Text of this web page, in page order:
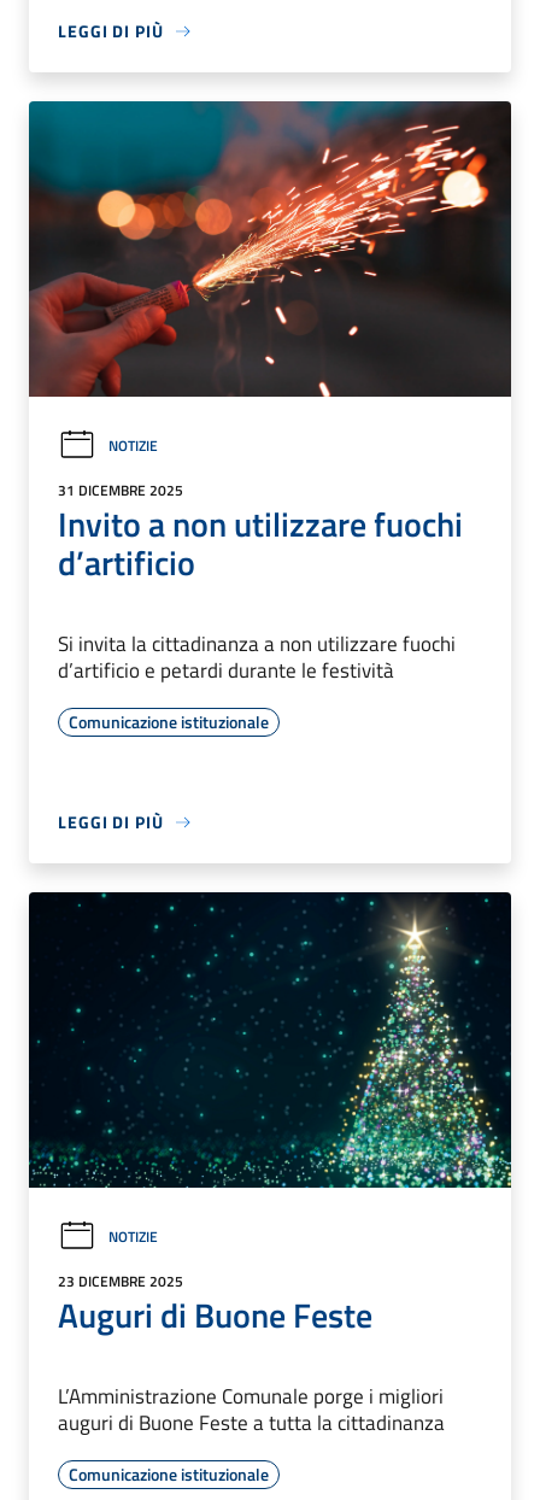
LEGGI DI PIÙ
NOTIZIE
31 DICEMBRE 2025
Invito a non utilizzare fuochi
d’artificio
Si invita la cittadinanza a non utilizzare fuochi
d’artificio e petardi durante le festività
Comunicazione istituzionale
LEGGI DI PIÙ
NOTIZIE
23 DICEMBRE 2025
Auguri di Buone Feste
L’Amministrazione Comunale porge i migliori
auguri di Buone Feste a tutta la cittadinanza
Comunicazione istituzionale